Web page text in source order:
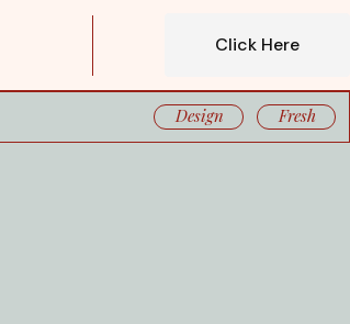
Click Here
Design Fresh